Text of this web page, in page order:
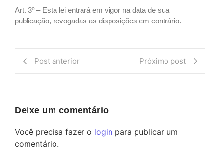
Art. 3º – Esta lei entrará em vigor na data de sua
publicação, revogadas as disposições em contrário.
Post anterior Próximo post
Deixe um comentário
Você precisa fazer o login para publicar um
comentário.